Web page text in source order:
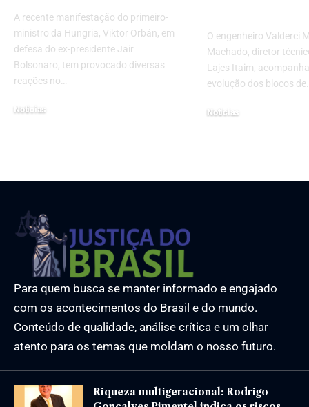
A recente manifestação do primeiro-
ministro da Hungria, Viktor Orbán, em
defesa do ex-presidente Jair
Bolsonaro, tem provocado diversas
reações no…
Noticias
O engenheiro Valderci
Machado, diretor
Lajes Itaim,
evolução dos blocos
Noticias
Para quem busca se manter informado e engajado
com os acontecimentos do Brasil e do mundo.
Conteúdo de qualidade, análise crítica e um olhar
atento para os temas que moldam o nosso futuro.
Riqueza multigeracional: Rodrigo